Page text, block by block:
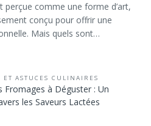
perçue comme une forme d’art,
conçu pour offrir une
Mais quels sont…
ET ASTUCES CULINAIRES
Fromages à Déguster : Un
les Saveurs Lactées